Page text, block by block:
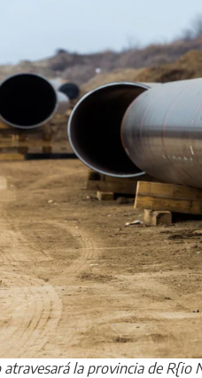
la provincia de R{io